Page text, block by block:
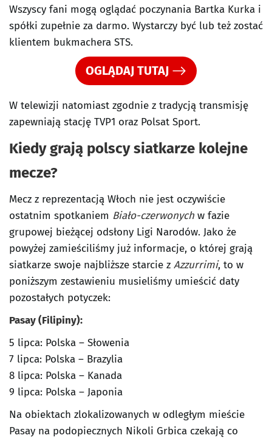
Wszyscy fani mogą oglądać poczynania Bartka Kurka i
spółki zupełnie za darmo. Wystarczy być lub też zostać
klientem bukmachera STS.
OGLĄDAJ TUTAJ
W telewizji natomiast zgodnie z tradycją transmisję
zapewniają stację TVP1 oraz Polsat Sport.
Kiedy grają polscy siatkarze kolejne
mecze?
Mecz z reprezentacją Włoch nie jest oczywiście
ostatnim spotkaniem Biało-czerwonych w fazie
grupowej bieżącej odsłony Ligi Narodów. Jako że
powyżej zamieściliśmy już informacje, o której grają
siatkarze swoje najbliższe starcie z Azzurrimi, to w
poniższym zestawieniu musieliśmy umieścić daty
pozostałych potyczek:
Pasay (Filipiny):
5 lipca: Polska – Słowenia
7 lipca: Polska – Brazylia
8 lipca: Polska – Kanada
9 lipca: Polska – Japonia
Na obiektach zlokalizowanych w odległym mieście
Pasay na podopiecznych Nikoli Grbica czekają co